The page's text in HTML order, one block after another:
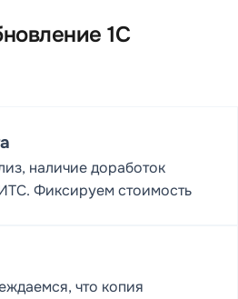
1С
наличие доработок
Фиксируем стоимость
что копия